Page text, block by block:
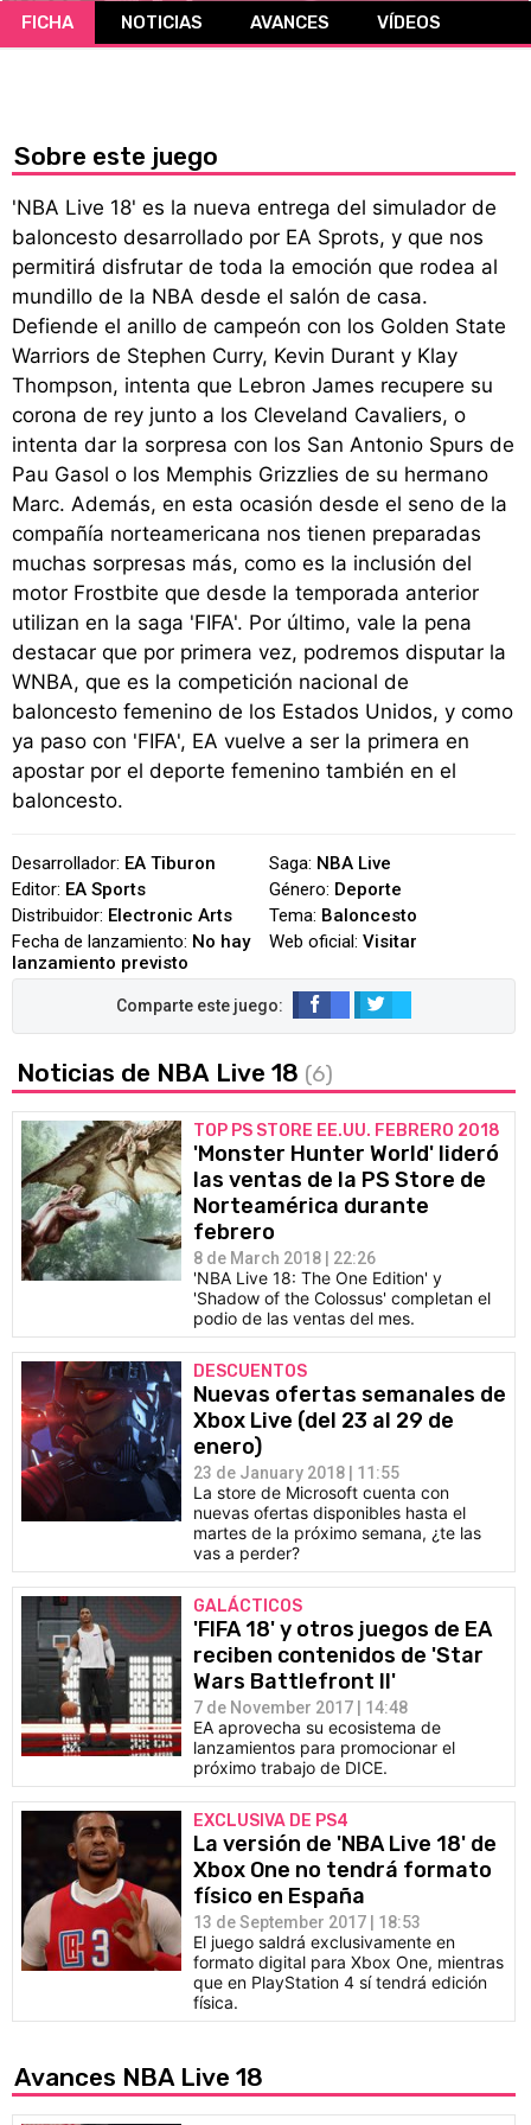
CÓMICS
FICHA NOTICIAS AVANCES VÍDEOS
Sobre este juego
'NBA Live 18' es la nueva entrega del simulador de
baloncesto desarrollado por EA Sprots, y que nos
permitirá disfrutar de toda la emoción que rodea al
mundillo de la NBA desde el salón de casa.
Defiende el anillo de campeón con los Golden State
Warriors de Stephen Curry, Kevin Durant y Klay
Thompson, intenta que Lebron James recupere su
corona de rey junto a los Cleveland Cavaliers, o
intenta dar la sorpresa con los San Antonio Spurs de
Pau Gasol o los Memphis Grizzlies de su hermano
Marc. Además, en esta ocasión desde el seno de la
compañía norteamericana nos tienen preparadas
muchas sorpresas más, como es la inclusión del
motor Frostbite que desde la temporada anterior
utilizan en la saga 'FIFA'. Por último, vale la pena
destacar que por primera vez, podremos disputar la
WNBA, que es la competición nacional de
baloncesto femenino de los Estados Unidos, y como
ya paso con 'FIFA', EA vuelve a ser la primera en
apostar por el deporte femenino también en el
baloncesto.
Desarrollador: EA Tiburon
Editor: EA Sports
Distribuidor: Electronic Arts
Fecha de lanzamiento: No hay
lanzamiento previsto
Saga: NBA Live
Género: Deporte
Tema: Baloncesto
Web oficial: Visitar
Noticias de NBA Live 18 (6)
TOP PS STORE EE.UU. FEBRERO 2018
'Monster Hunter World' lideró
las ventas de la PS Store de
Norteamérica durante
febrero
8 de March 2018 | 22:26
'NBA Live 18: The One Edition' y
'Shadow of the Colossus' completan el
podio de las ventas del mes.
DESCUENTOS
Nuevas ofertas semanales de
Xbox Live (del 23 al 29 de
enero)
23 de January 2018 | 11:55
La store de Microsoft cuenta con
nuevas ofertas disponibles hasta el
martes de la próximo semana, ¿te las
vas a perder?
GALÁCTICOS
'FIFA 18' y otros juegos de EA
reciben contenidos de 'Star
Wars Battlefront II'
7 de November 2017 | 14:48
EA aprovecha su ecosistema de
lanzamientos para promocionar el
próximo trabajo de DICE.
EXCLUSIVA DE PS4
La versión de 'NBA Live 18' de
Xbox One no tendrá formato
físico en España
13 de September 2017 | 18:53
El juego saldrá exclusivamente en
formato digital para Xbox One, mientras
que en PlayStation 4 sí tendrá edición
física.
Avances NBA Live 18